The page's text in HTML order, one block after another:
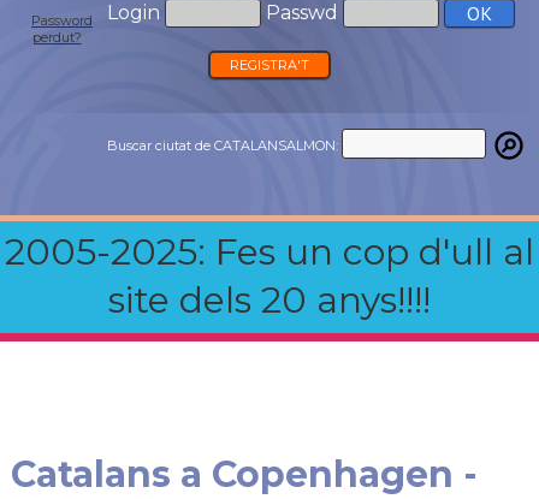
Login Passwd
Password
perdut?
REGISTRA'T
Buscar ciutat de CATALANSALMON:
2005-2025: Fes un cop d'ull al
site dels 20 anys!!!!
Catalans a Copenhagen -